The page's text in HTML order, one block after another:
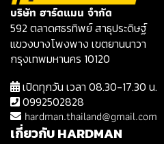
บริษัท ฮาร์ดแมน จำกัด
592 ตลาดศธรทิพย์ สาธุประดิษฐ์
แขวงบางโพงพาง เขตยานนาวา
กรุงเทพมหานคร 10120
เปิดทุกวัน เวลา 08.30-17.30 น.
0992502828
hardman.thailand@gmail.com
เกี่ยวกับ HARDMAN